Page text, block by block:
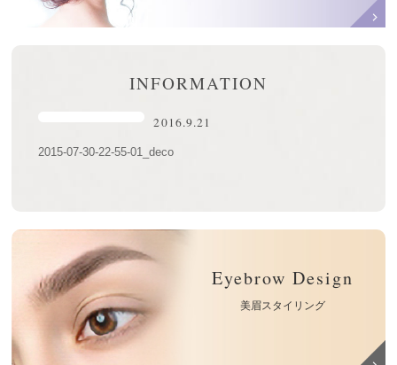
INFORMATION
2016.9.21
2015-07-30-22-55-01_deco
Eyebrow Design
美眉スタイリング